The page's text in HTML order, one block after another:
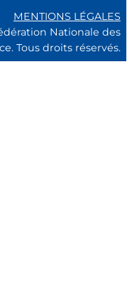
MENTIONS LÉGALES
Nationale des
Tous droits réservés.